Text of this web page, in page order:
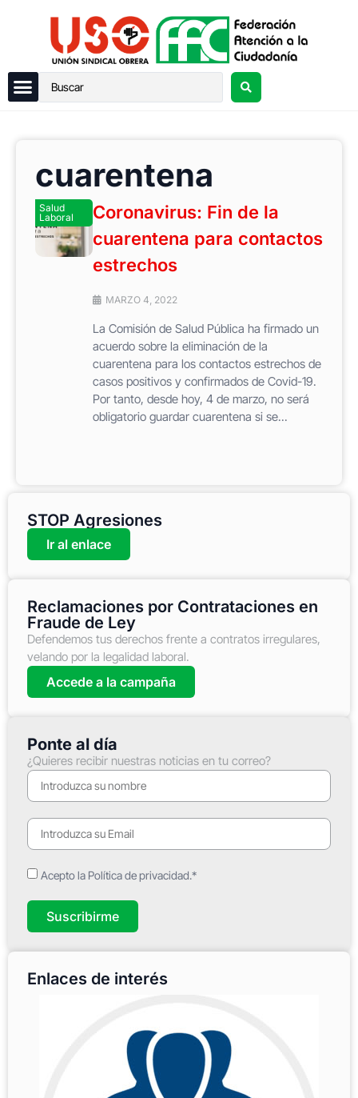
cuarentena
Salud
Laboral
Coronavirus: Fin de la
cuarentena para contactos
estrechos
MARZO 4, 2022
La Comisión de Salud Pública ha firmado un
acuerdo sobre la eliminación de la
cuarentena para los contactos estrechos de
casos positivos y confirmados de Covid-19.
Por tanto, desde hoy, 4 de marzo, no será
obligatorio guardar cuarentena si se...
STOP Agresiones
Ir al enlace
Reclamaciones por Contrataciones en
Fraude de Ley
Defendemos tus derechos frente a contratos irregulares,
velando por la legalidad laboral.
Accede a la campaña
Ponte al día
¿Quieres recibir nuestras noticias en tu correo?
Acepto la Política de privacidad.*
Suscribirme
Enlaces de interés